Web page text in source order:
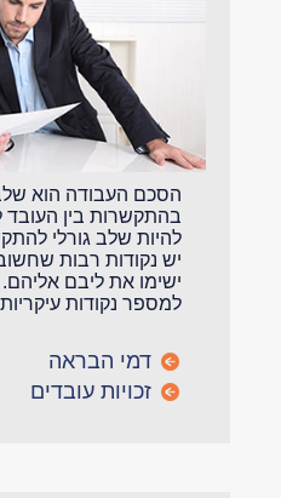
הסכם העבודה הוא
בהתקשרות בין העובד
להיות שלב גורלי
יש נקודות רבות
ישימו את ליבם אליהם.
למספר נקודות עיקריות
דמי הבראה
זכויות עובדים